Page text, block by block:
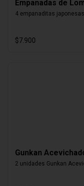
Empanadas de
4 empanaditas
$7.900
Gunkan
2 unidades Gunkan